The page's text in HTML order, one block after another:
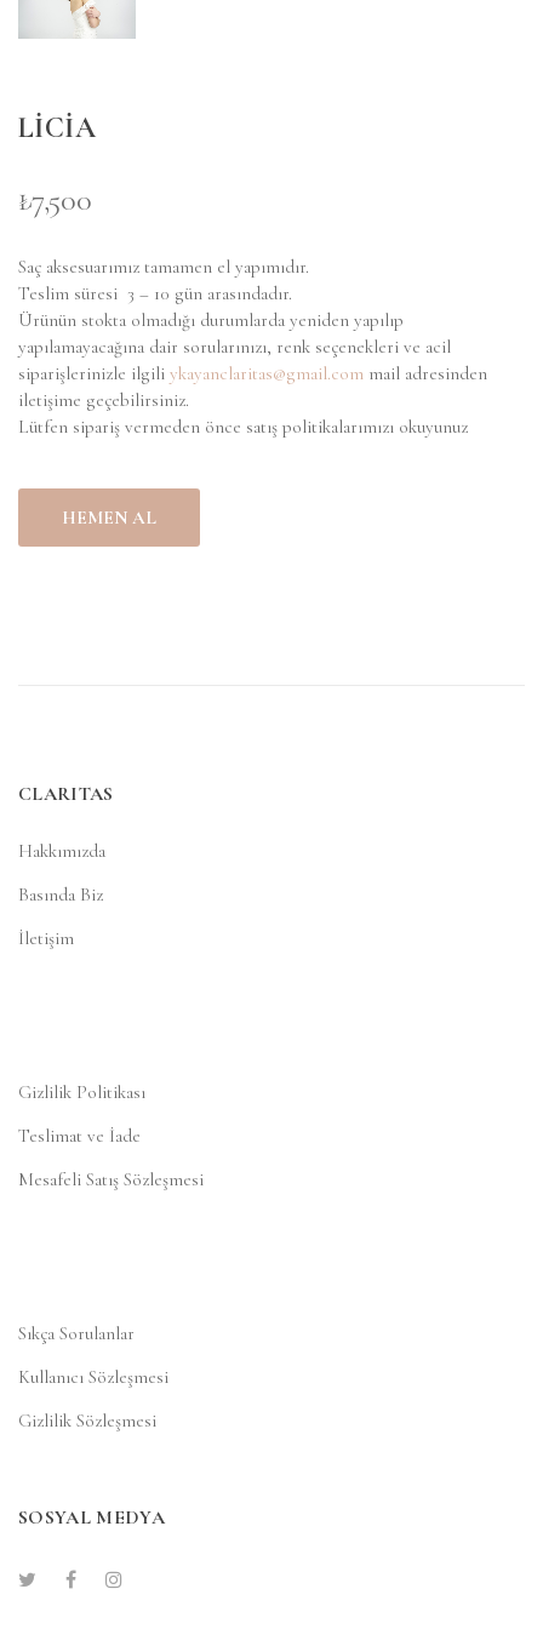
LİCİA
₺7,500
Saç aksesuarımız tamamen el yapımıdır.
Teslim süresi 3 – 10 gün arasındadır.
Ürünün stokta olmadığı durumlarda yeniden yapılıp
yapılamayacağına dair sorularınızı, renk seçenekleri ve acil
siparişlerinizle ilgili ykayanclaritas@gmail.com mail adresinden
iletişime geçebilirsiniz.
Lütfen sipariş vermeden önce satış politikalarımızı okuyunuz
HEMEN AL
CLARITAS
Hakkımızda
Basında Biz
İletişim
Gizlilik Politikası
Teslimat ve İade
Mesafeli Satış Sözleşmesi
Sıkça Sorulanlar
Kullanıcı Sözleşmesi
Gizlilik Sözleşmesi
SOSYAL MEDYA